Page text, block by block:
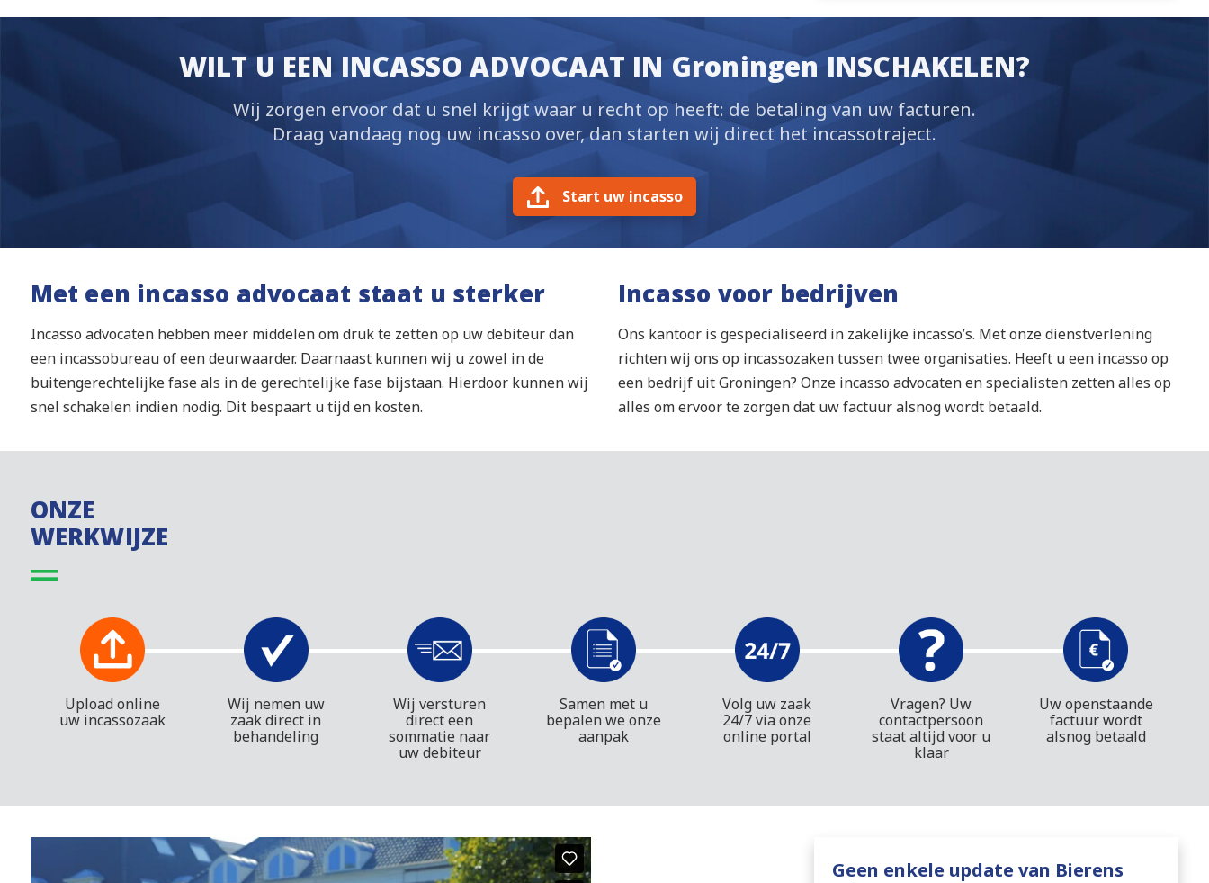
WILT U EEN INCASSO ADVOCAAT IN Groningen INSCHAKELEN?
Wij zorgen ervoor dat u snel krijgt waar u recht op heeft: de betaling van uw facturen.
Draag vandaag nog uw incasso over, dan starten wij direct het incassotraject.
Start uw incasso
Met een incasso advocaat staat u sterker
Incasso advocaten hebben meer middelen om druk te zetten op uw debiteur dan
een incassobureau of een deurwaarder. Daarnaast kunnen wij u zowel in de
buitengerechtelijke fase als in de gerechtelijke fase bijstaan. Hierdoor kunnen wij
snel schakelen indien nodig. Dit bespaart u tijd en kosten.
Incasso voor bedrijven
Ons kantoor is gespecialiseerd in zakelijke incasso’s. Met onze dienstverlening
richten wij ons op incassozaken tussen twee organisaties. Heeft u een incasso op
een bedrijf uit Groningen? Onze incasso advocaten en specialisten zetten alles op
alles om ervoor te zorgen dat uw factuur alsnog wordt betaald.
ONZE
WERKWIJZE
Upload online
uw incassozaak
Wij nemen uw
zaak direct in
behandeling
Wij versturen
direct een
sommatie naar
uw debiteur
Samen met u
bepalen we onze
aanpak
Volg uw zaak
24/7 via onze
online portal
Vragen? Uw
contactpersoon
staat altijd voor u
klaar
Uw openstaande
factuur wordt
alsnog betaald
Geen enkele update van Bierens